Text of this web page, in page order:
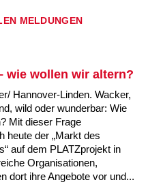
MELDUNGEN
wie wollen wir altern?
Hannover-Linden. Wacker,
wild oder wunderbar: Wie
Mit dieser Frage
heute der „Markt des
auf dem PLATZprojekt in
Organisationen,
dort ihre Angebote vor und...